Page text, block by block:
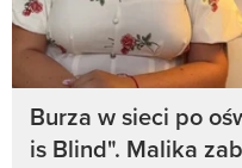
Burza w sieci po
is Blind". Malika